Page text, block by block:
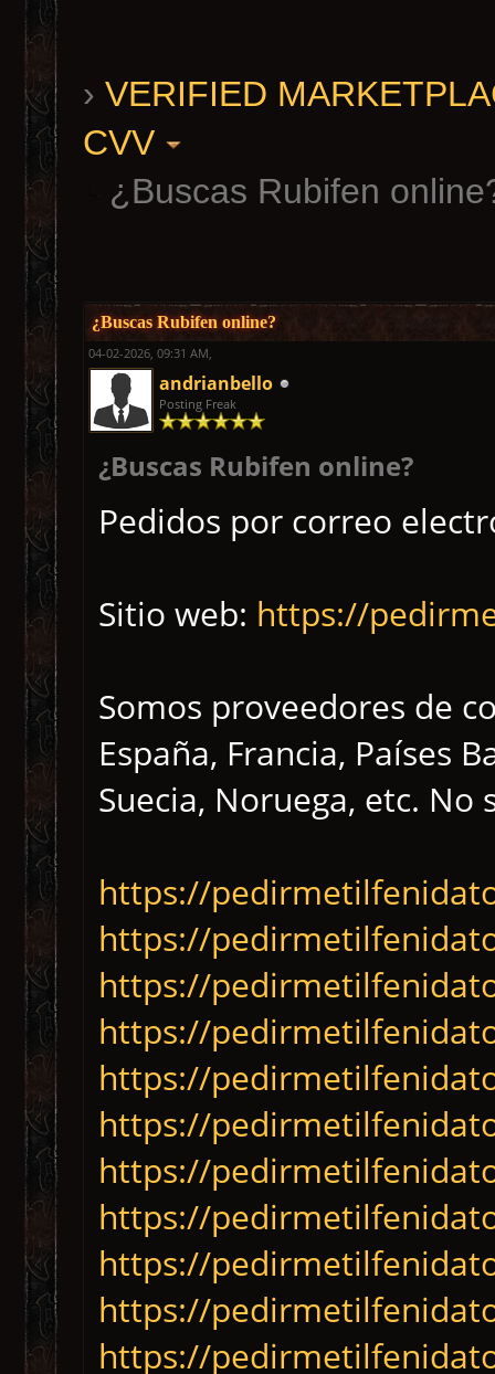
› VERIFIED
CVV
¿Buscas Rubifen
¿Buscas Rubifen online?
04-02-2026, 09:31 AM,
andrianbello
Posting Freak
¿Buscas Rubifen online?
Pedidos por correo
Sitio web: https://
Somos proveedores de
España, Francia, Países
Suecia, Noruega, etc.
https://
https://
https://
https://
https://
https://
https://
https://
https://
https://
https://